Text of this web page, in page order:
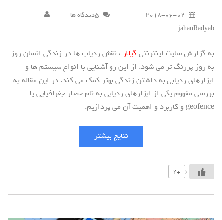
2018-06-02
5دیدگاه ها
jahanRadyab
به گزارش سایت اینترنتی گیلار ، نقش ردیاب ها در زندگی انسان روز
به روز پررنگ تر می شود. از این رو آشنایی با انواع سیستم ها و
ابزارهای ردیابی به داشتن زندگی بهتر کمک می کند. در این مقاله به
بررسی مفهوم یکی از ابزارهای ردیابی به نام حصار جغرافیایی یا
geofence و کاربرد و اهمیت آن می پردازیم.
نتایج بیشتر
+4